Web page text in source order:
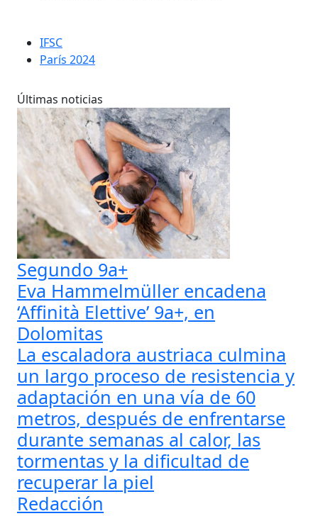
IFSC
París 2024
Últimas noticias
Segundo 9a+
Eva Hammelmüller encadena
‘Affinità Elettive’ 9a+, en
Dolomitas
La escaladora austriaca culmina
un largo proceso de resistencia y
adaptación en una vía de 60
metros, después de enfrentarse
durante semanas al calor, las
tormentas y la dificultad de
recuperar la piel
Redacción